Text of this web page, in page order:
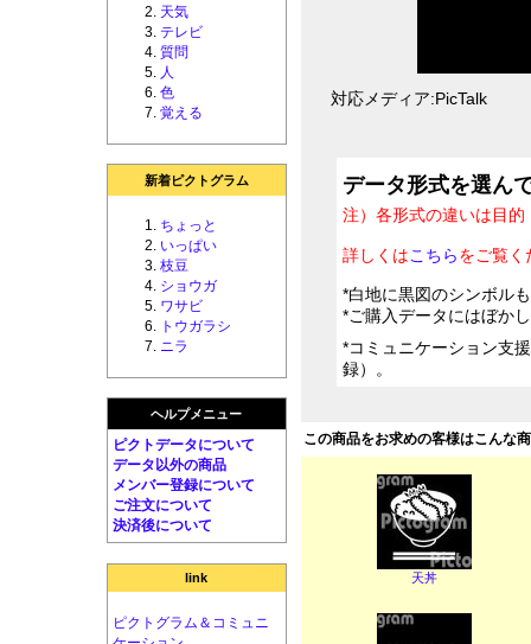
天気
テレビ
質問
人
色
覚える
新着ピクトグラム
ちょっと
いっぱい
枝豆
ショウガ
ワサビ
トウガラシ
ニラ
ヘルプメニュー
ピクトデータについて
データ以外の商品
メンバー登録について
ご注文について
決済後について
link
ピクトグラム＆コミュニ
対応メディア:PicTalk
データ形式を選ん
注）各形式の違いは目
詳しくはこちらをご覧く
*白地に黒図のシンボル
*ご購入データにはぼか
*コミュニケーション支
録）。
この商品をお求めの客様はこんな
天丼